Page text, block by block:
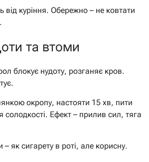
куріння. Обережно – не ковтати
та втоми
блокує нудоту, розганяє кров.
окропу, настояти 15 хв, пити
Ефект – прилив сил, тяга
– як сигарету в роті, але корисну.